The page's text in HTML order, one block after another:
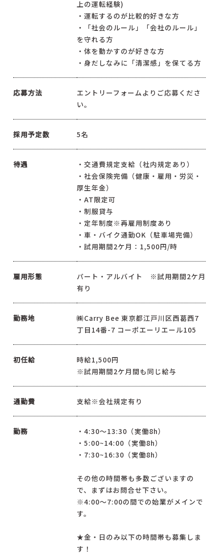
上の運転経験)
・運転するのが比較的好きな方
・「社会のルール」「会社のルール」
を守れる方
・体を動かすのが好きな方
・身だしなみに「清潔感」を保てる方
応募方法
エントリーフォームよりご応募くださ
い。
採用予定数 5名
待遇
・交通費規定支給（社内規定あり）
・社会保険完備（健康・雇用・労災・
厚生年金）
・AT限定可
・制服貸与
・定年制度※再雇用制度あり
・車・バイク通勤OK（駐車場完備）
・試用期間2ケ月：1,500円/時
雇用形態
パート・アルバイト ※試用期間2ケ月
有り
勤務地
㈱Carry Bee 東京都江戸川区西葛西7
丁目14番-7 コーポエーリエール105
初任給
時給1,500円
※試用期間2ケ月間も同じ給与
通勤費 支給※会社規定有り
勤務
・4:30～13:30（実働8h）
・5:00~14:00（実働8h）
・7:30~16:30（実働8h）
その他の時間帯も多数ございますの
で、まずはお問合せ下さい。
※4:00～7:00の間での始業がメインで
す。
★金・日のみ以下の時間帯も募集しま
す！